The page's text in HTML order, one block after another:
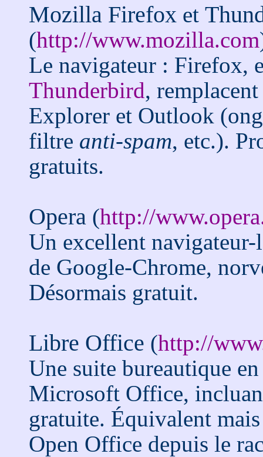
Mozilla Firefox et
(http://www.mozilla.com
Le navigateur : Firefox,
Thunderbird,
Explorer et Outlook
filtre anti-spam, etc.).
gratuits.
Opera (http://
Un excellent
de Google-Chrome,
Désormais gratuit.
Libre Office (http://
Une suite bureautique
Microsoft Office,
gratuite. Équivalent
Open Office depuis le